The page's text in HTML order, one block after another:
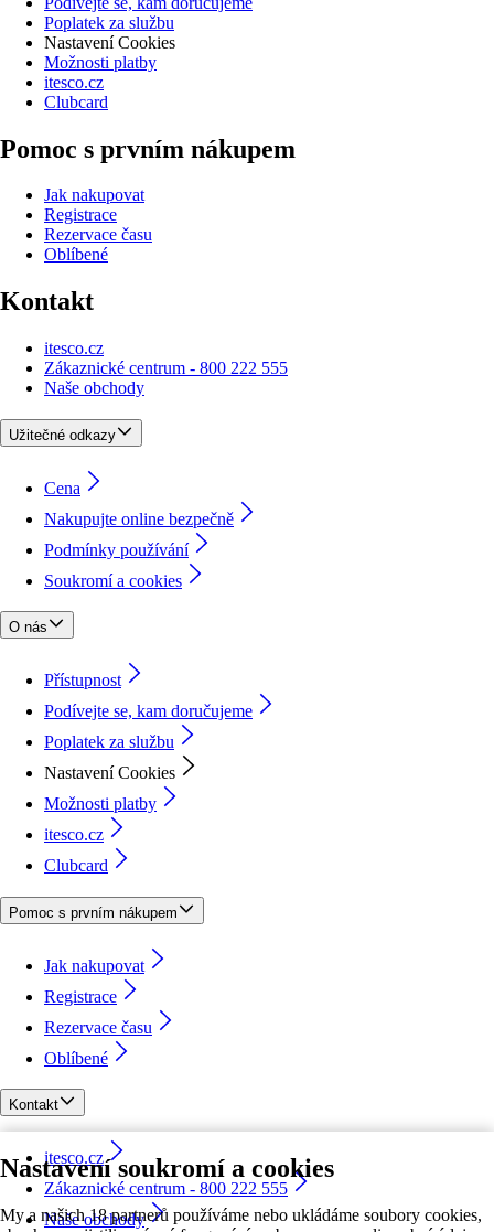
Nastavení soukromí a cookies
My a našich 18 partnerů používáme nebo ukládáme soubory cookies,
Poplatek za službu
Nastavení Cookies
Možnosti platby
itesco.cz
Clubcard
Pomoc s prvním nákupem
Jak nakupovat
Registrace
Rezervace času
Oblíbené
Kontakt
itesco.cz
Zákaznické centrum - 800 222 555
Naše obchody
Užitečné odkazy
Cena
Nakupujte online bezpečně
Podmínky používání
Soukromí a cookies
O nás
Přístupnost
Podívejte se, kam doručujeme
Poplatek za službu
Nastavení Cookies
Možnosti platby
itesco.cz
Clubcard
Pomoc s prvním nákupem
Jak nakupovat
Registrace
Rezervace času
Oblíbené
Kontakt
itesco.cz
Zákaznické centrum - 800 222 555
Naše obchody